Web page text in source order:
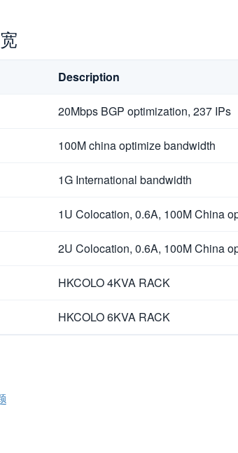
Description
20Mbps BGP optimization, 237 IPs
100M china optimize bandwidth
1G International bandwidth
1U Colocation, 0.6A, 100M China
2U Colocation, 0.6A, 100M China
HKCOLO 4KVA RACK
HKCOLO 6KVA RACK